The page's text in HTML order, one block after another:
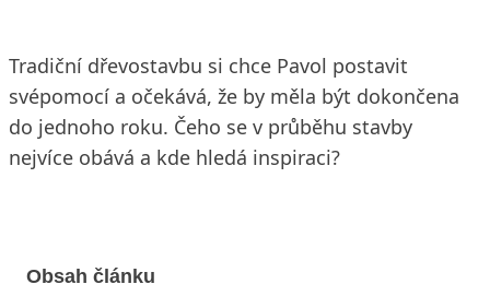
Tradiční dřevostavbu si chce Pavol postavit
svépomocí a očekává, že by měla být dokončena
do jednoho roku. Čeho se v průběhu stavby
nejvíce obává a kde hledá inspiraci?
Obsah článku